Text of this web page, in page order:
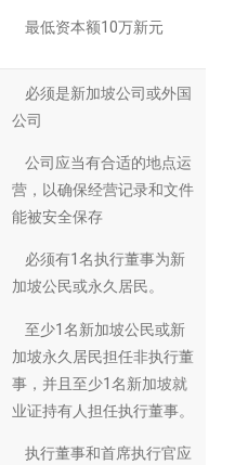
 最低资本额10万新元
 必须是新加坡公司或外国
公司
 公司应当有合适的地点运
营，以确保经营记录和文件
能被安全保存
 必须有1名执行董事为新
加坡公民或永久居民。
 至少1名新加坡公民或新
加坡永久居民担任非执行董
事，并且至少1名新加坡就
业证持有人担任执行董事。
 执行董事和首席执行官应